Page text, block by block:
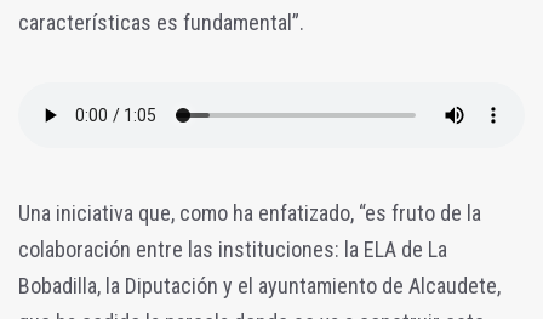
características es fundamental”.
Una iniciativa que, como ha enfatizado, “es fruto de la
colaboración entre las instituciones: la ELA de La
Bobadilla, la Diputación y el ayuntamiento de Alcaudete,